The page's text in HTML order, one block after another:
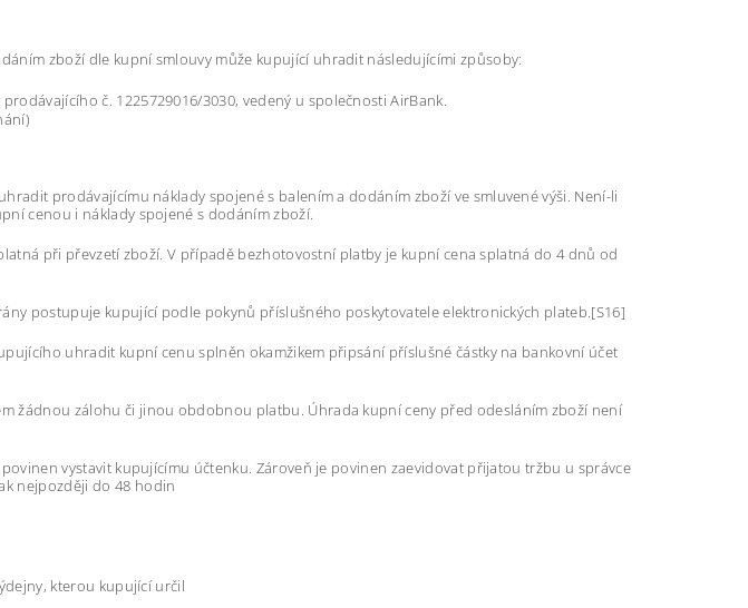
zboží dle kupní smlouvy může kupující uhradit následujícími způsoby:
č. 1225729016/3030, vedený u společnosti AirBank.
prodávajícímu náklady spojené s balením a dodáním zboží ve smluvené výši. Není-li
cenou i náklady spojené s dodáním zboží.
při převzetí zboží. V případě bezhotovostní platby je kupní cena splatná do 4 dnů od
postupuje kupující podle pokynů příslušného poskytovatele elektronických plateb.[S16]
uhradit kupní cenu splněn okamžikem připsání příslušné částky na bankovní účet
žádnou zálohu či jinou obdobnou platbu. Úhrada kupní ceny před odesláním zboží není
vystavit kupujícímu účtenku. Zároveň je povinen zaevidovat přijatou tržbu u správce
nejpozději do 48 hodin
kterou kupující určil